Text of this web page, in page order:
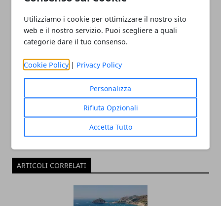
Utilizziamo i cookie per ottimizzare il nostro sito
web e il nostro servizio. Puoi scegliere a quali
categorie dare il tuo consenso.
Cookie Policy | Privacy Policy
Personalizza
Rifiuta Opzionali
Accetta Tutto
Redazione
ARTICOLI CORRELATI